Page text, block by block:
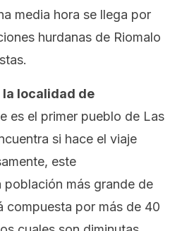
media hora se llega por
hurdanas de Riomalo
localidad de
es el primer pueblo de Las
si hace el viaje
este
población más grande de
compuesta por más de 40